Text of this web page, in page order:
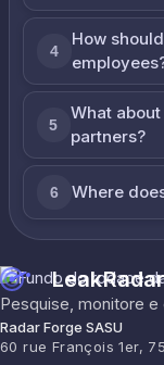
4
How
5
What
partners?
6 Where
Pesquise, monitore
Radar Forge SASU
60 rue François 1er,